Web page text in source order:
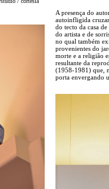
A presença do
autoinfligida
do tecto da casa
do artista e de
no qual também
provenientes do
morte e a religião
resultante da
(1958-1981) que,
porta envergando